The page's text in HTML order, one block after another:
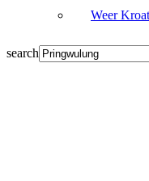
Weer
search